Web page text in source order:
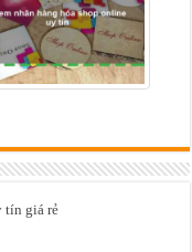
tín giá rẻ